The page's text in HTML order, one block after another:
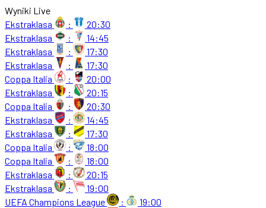
Wyniki Live
Ekstraklasa
:
20:30
Ekstraklasa
:
14:45
Ekstraklasa
:
17:30
Ekstraklasa
:
17:30
Coppa Italia
:
20:00
Ekstraklasa
:
20:15
Coppa Italia
:
20:30
Ekstraklasa
:
14:45
Ekstraklasa
:
17:30
Coppa Italia
:
18:00
Coppa Italia
:
18:00
Ekstraklasa
:
20:15
Ekstraklasa
:
19:00
UEFA Champions League
:
19:00